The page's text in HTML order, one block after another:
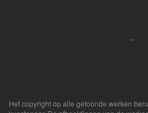
..
Het copyright op alle getoonde werken